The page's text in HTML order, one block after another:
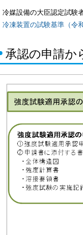
冷媒設備の大臣認定試験
冷凍装置の試験基準（令
承認の申請か